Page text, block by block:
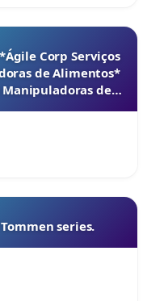
Corp Serviços
de Alimentos*
Manipuladoras de
series.